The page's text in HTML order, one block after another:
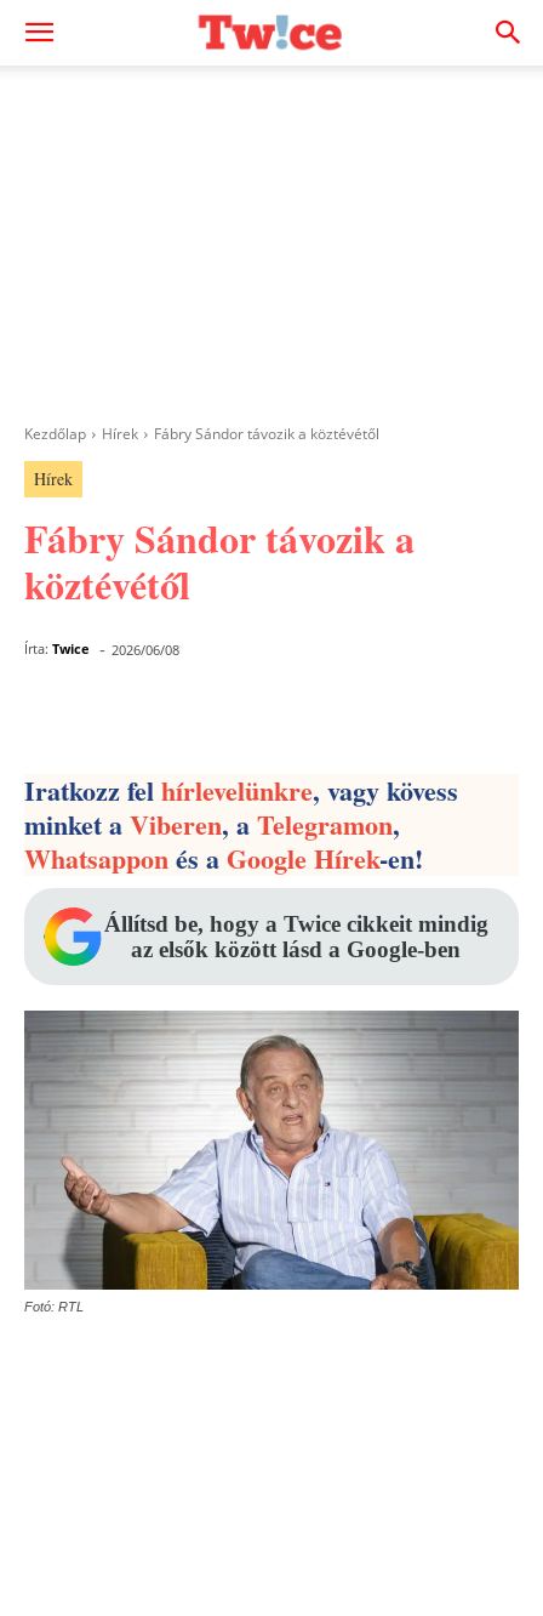
Kezdőlap Hírek Fábry Sándor távozik a köztévétől
Hírek
Fábry Sándor távozik a
köztévétől
Írta: Twice - 2026/06/08
Iratkozz felhírlevelünkre, vagy kövess
minket aViberen, aTelegramon,
Whatsapponés aGoogle Hírek-en!
Állítsd be, hogy a Twice cikkeit mindig
az elsők között lásd a Google-ben
Fotó: RTL